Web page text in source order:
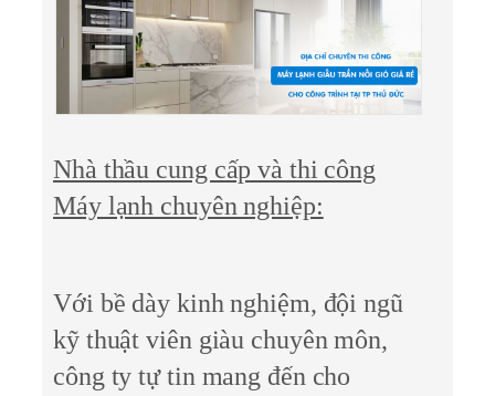
Nhà thầu cung cấp và thi công
Máy lạnh chuyên nghiệp:
Với bề dày kinh nghiệm, đội ngũ
kỹ thuật viên giàu chuyên môn,
công ty tự tin mang đến cho